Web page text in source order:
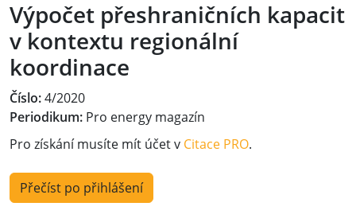
Výpočet přeshraničních kapacit
v kontextu regionální
koordinace
Číslo:4/2020
Periodikum: Pro energy magazín
Pro získání musíte mít účet v Citace PRO.
Přečíst po přihlášení